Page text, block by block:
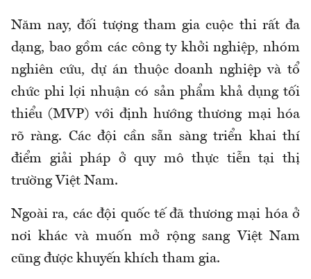
Năm nay, đối tượng tham gia cuộc thi rất đa
dạng, bao gồm các công ty khởi nghiệp, nhóm
nghiên cứu, dự án thuộc doanh nghiệp và tổ
chức phi lợi nhuận có sản phẩm khả dụng tối
thiểu (MVP) với định hướng thương mại hóa
rõ ràng. Các đội cần sẵn sàng triển khai thí
điểm giải pháp ở quy mô thực tiễn tại thị
trường Việt Nam.
Ngoài ra, các đội quốc tế đã thương mại hóa ở
nơi khác và muốn mở rộng sang Việt Nam
cũng được khuyến khích tham gia.